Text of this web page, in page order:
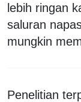
lebih ringan
saluran
mungkin
Penelitian